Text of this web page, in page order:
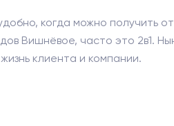
когда можно получить
Вишнёвое, часто это 2в1.
клиента и компании.